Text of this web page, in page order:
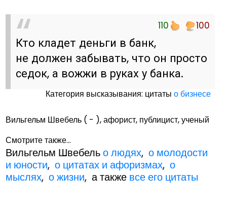
110 100
Кто кладет деньги в банк,
не должен забывать, что он просто
седок, а вожжи в руках у банка.
Категория высказывания: цитатыо бизнесе
Вильгельм Швебель ( - ), афорист, публицист, ученый
Смотрите также...
Вильгельм Швебельо людях,о молодости
и юности,о цитатах и афоризмах,о
мыслях,о жизни, а также все его цитаты